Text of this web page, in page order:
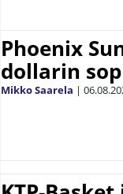
Phoenix
dollarin
Mikko Saarela |